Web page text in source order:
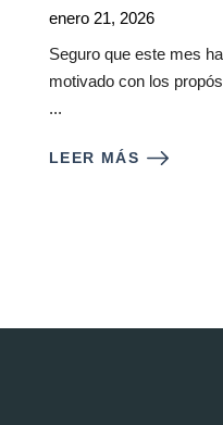
enero 21, 2026
Seguro que este mes
motivado con los
...
LEER MÁS